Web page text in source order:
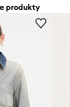
produkty